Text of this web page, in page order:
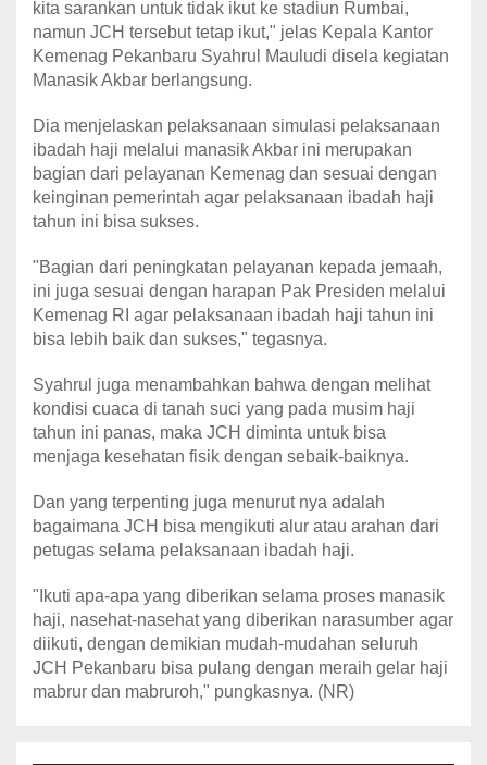
kita sarankan untuk tidak ikut ke stadiun Rumbai,
namun JCH tersebut tetap ikut," jelas Kepala Kantor
Kemenag Pekanbaru Syahrul Mauludi disela kegiatan
Manasik Akbar berlangsung.
Dia menjelaskan pelaksanaan simulasi pelaksanaan
ibadah haji melalui manasik Akbar ini merupakan
bagian dari pelayanan Kemenag dan sesuai dengan
keinginan pemerintah agar pelaksanaan ibadah haji
tahun ini bisa sukses.
"Bagian dari peningkatan pelayanan kepada jemaah,
ini juga sesuai dengan harapan Pak Presiden melalui
Kemenag RI agar pelaksanaan ibadah haji tahun ini
bisa lebih baik dan sukses," tegasnya.
Syahrul juga menambahkan bahwa dengan melihat
kondisi cuaca di tanah suci yang pada musim haji
tahun ini panas, maka JCH diminta untuk bisa
menjaga kesehatan fisik dengan sebaik-baiknya.
Dan yang terpenting juga menurut nya adalah
bagaimana JCH bisa mengikuti alur atau arahan dari
petugas selama pelaksanaan ibadah haji.
"Ikuti apa-apa yang diberikan selama proses manasik
haji, nasehat-nasehat yang diberikan narasumber agar
diikuti, dengan demikian mudah-mudahan seluruh
JCH Pekanbaru bisa pulang dengan meraih gelar haji
mabrur dan mabruroh," pungkasnya. (NR)